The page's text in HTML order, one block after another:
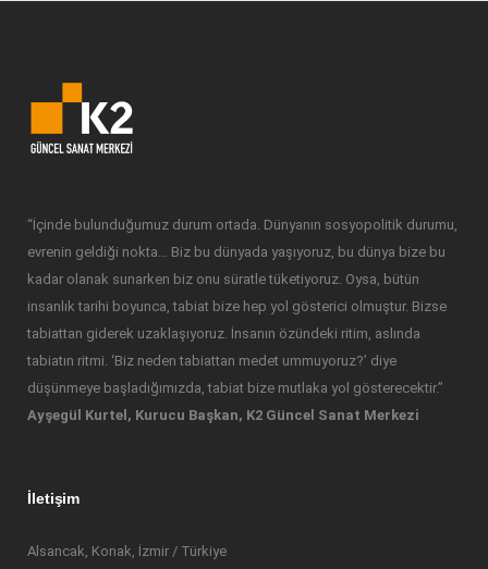
“İçinde bulunduğumuz durum ortada. Dünyanın sosyopolitik durumu,
evrenin geldiği nokta… Biz bu dünyada yaşıyoruz, bu dünya bize bu
kadar olanak sunarken biz onu süratle tüketiyoruz. Oysa, bütün
insanlık tarihi boyunca, tabiat bize hep yol gösterici olmuştur. Bizse
tabiattan giderek uzaklaşıyoruz. İnsanın özündeki ritim, aslında
tabiatın ritmi. ‘Biz neden tabiattan medet ummuyoruz?’ diye
düşünmeye başladığımızda, tabiat bize mutlaka yol gösterecektir.”
Ayşegül Kurtel, Kurucu Başkan, K2 Güncel Sanat Merkezi
İletişim
Alsancak, Konak, İzmir / Türkiye